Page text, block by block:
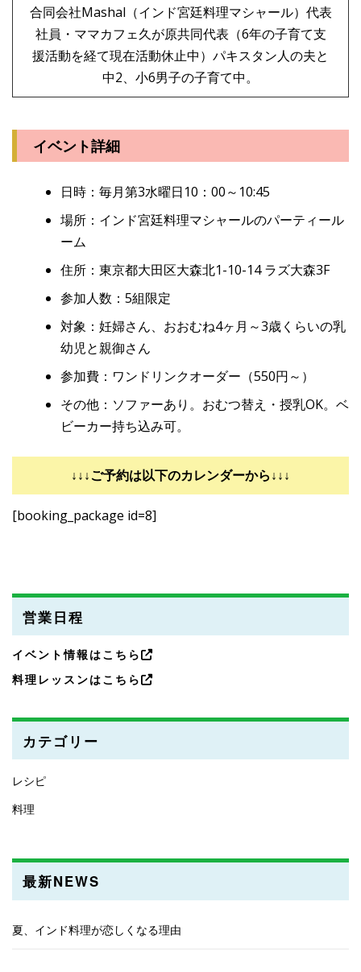
合同会社Mashal（インド宮廷料理マシャール）代表
社員・ママカフェ久が原共同代表（6年の子育て支
援活動を経て現在活動休止中）パキスタン人の夫と
中2、小6男子の子育て中。
イベント詳細
日時：毎月第3水曜日10：00～10:45
場所：インド宮廷料理マシャールのパーティール
ーム
住所：東京都大田区大森北1-10-14 ラズ大森3F
参加人数：5組限定
対象：妊婦さん、おおむね4ヶ月～3歳くらいの乳
幼児と親御さん
参加費：ワンドリンクオーダー（550円～）
その他：ソファーあり。おむつ替え・授乳OK。ベ
ビーカー持ち込み可。
↓↓↓ご予約は以下のカレンダーから↓↓↓
[booking_package id=8]
営業日程
イベント情報はこちら
料理レッスンはこちら
カテゴリー
レシピ
料理
最新NEWS
夏、インド料理が恋しくなる理由